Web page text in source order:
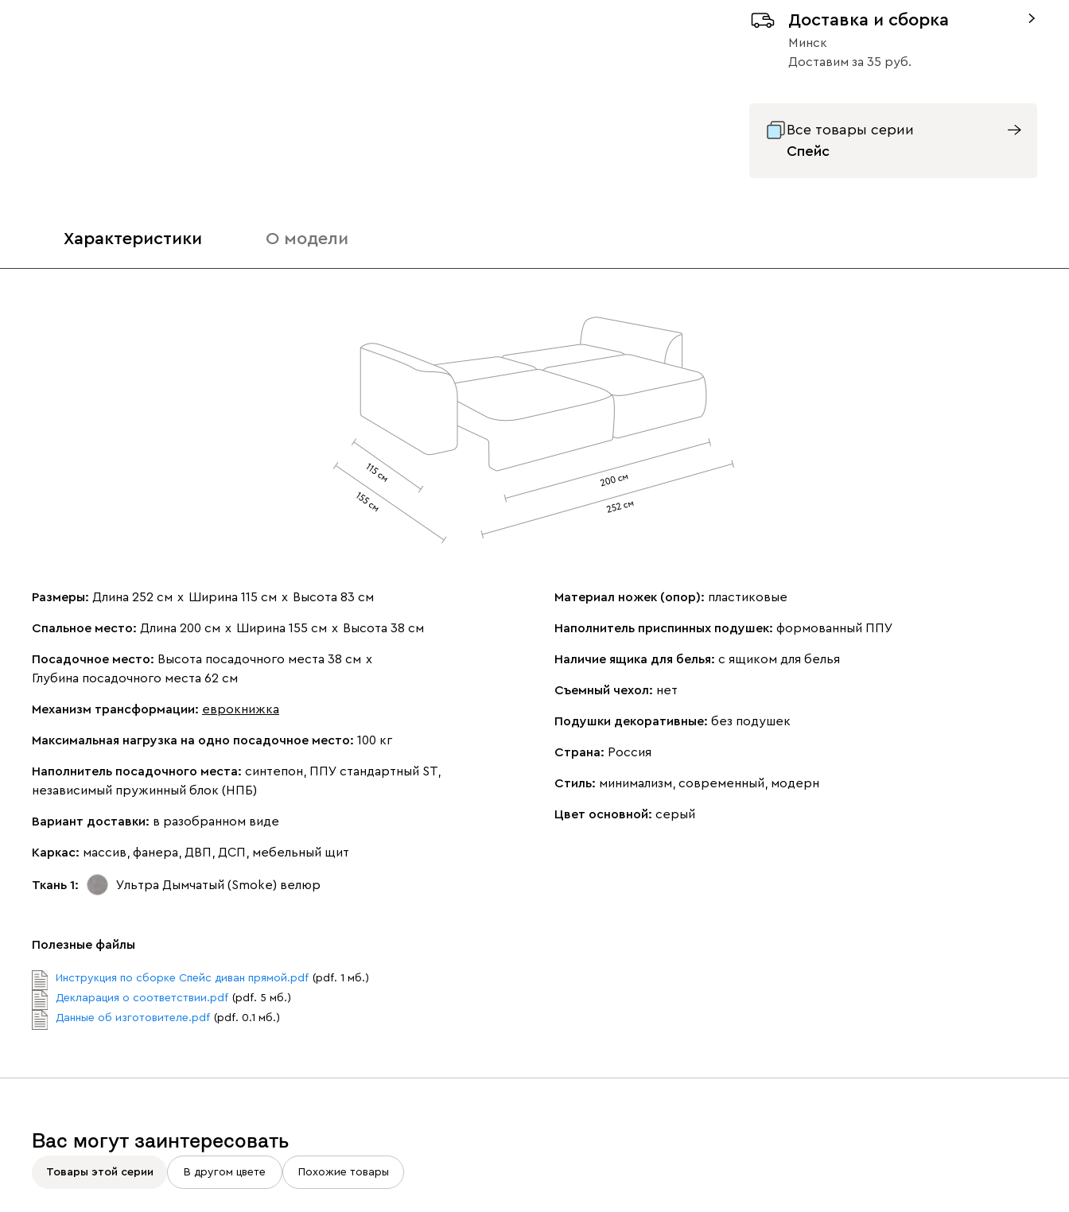
2806
Данель
Доставка и сборка
Минск
Доставим за 35
Все товары серии
Спейс
Характеристики О модели
Размеры: Длина 252 см х Ширина 115 см х Высота 83 см
Спальное место: Длина 200 см х Ширина 155 см х Высота 38 см
Посадочное место: Высота посадочного места 38 см х
Глубина посадочного места 62 см
Механизм трансформации: еврокнижка
Максимальная нагрузка на одно посадочное место: 100 кг
Наполнитель посадочного места: синтепон, ППУ стандартный ST,
независимый пружинный блок (НПБ)
Вариант доставки: в разобранном виде
Каркас: массив, фанера, ДВП, ДСП, мебельный щит
Ткань 1: Ультра Дымчатый (Smoke) велюр
Материал ножек (опор): пластиковые
Наполнитель приспинных подушек: формованный ППУ
Наличие ящика для белья: с ящиком для белья
Съемный чехол: нет
Подушки декоративные: без подушек
Страна: Россия
Стиль: минимализм, современный, модерн
Цвет основной: серый
Полезные файлы
Инструкция по сборке Спейс диван прямой.pdf (pdf. 1 мб.)
Декларация о соответствии.pdf (pdf. 5 мб.)
Данные об изготовителе.pdf (pdf. 0.1 мб.)
Вас могут заинтересовать
Товары этой серии В другом цвете Похожие товары